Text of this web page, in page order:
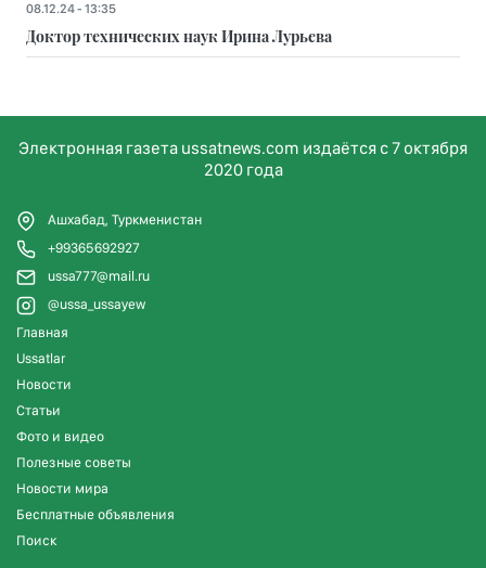
08.12.24 - 13:35
Доктор технических наук Ирина Лурьева
Электронная газета ussatnews.com издаётся с 7 октября
2020 года
Ашхабад, Туркменистан
+99365692927
ussa777@mail.ru
@ussa_ussayew
Главная
Ussatlar
Новости
Статьи
Фото и видео
Полезные советы
Новости мира
Бесплатные объявления
Поиск